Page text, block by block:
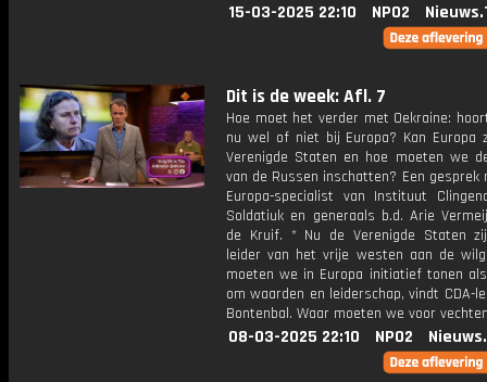
15-03-2025 22:10 NPO2
Dit is de week: Afl. 7
Hoe moet het verder met Oekraine:
nu wel of niet bij Europa? Kan Europa
Verenigde Staten en hoe moeten we
van de Russen inschatten? Een gesprek
Europa-specialist van Instituut
Soldatiuk en generaals b.d. Arie
de Kruif. * Nu de Verenigde Staten
leider van het vrije westen aan de
moeten we in Europa initiatief tonen
om waarden en leiderschap, vindt CDA-
Bontenbal. Waar moeten we voor
08-03-2025 22:10 NPO2